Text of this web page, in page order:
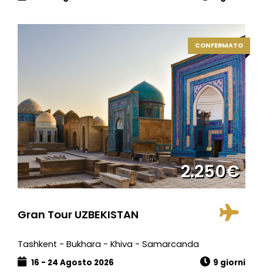
CONFERMATO
2.250€
Gran Tour UZBEKISTAN
Tashkent - Bukhara - Khiva - Samarcanda
16 - 24 Agosto 2026 9 giorni